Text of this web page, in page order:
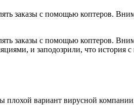
заказы с помощью коптеров.
заказы с помощью коптеров.
и заподозрили, что история
вариант вирусной